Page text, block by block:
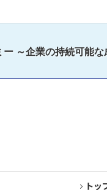
～企業の持続可能
トッ